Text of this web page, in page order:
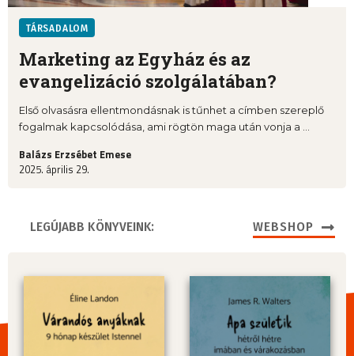
TÁRSADALOM
Marketing az Egyház és az
evangelizáció szolgálatában?
Első olvasásra ellentmondásnak is tűnhet a címben szereplő
fogalmak kapcsolódása, ami rögtön maga után vonja a ...
Balázs Erzsébet Emese
2025. április 29.
LEGÚJABB KÖNYVEINK: WEBSHOP